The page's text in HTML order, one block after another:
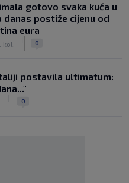
gotovo svaka kuća u
danas postiže cijenu od
eura
kol. 0
postavila ultimatum:
0